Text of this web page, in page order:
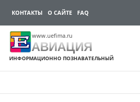
КОНТАКТЫ О САЙТЕ FAQ
www.uefima.ru
АВИАЦИЯ
ИНФОРМАЦИОННО ПОЗНАВАТЕЛЬНЫЙ